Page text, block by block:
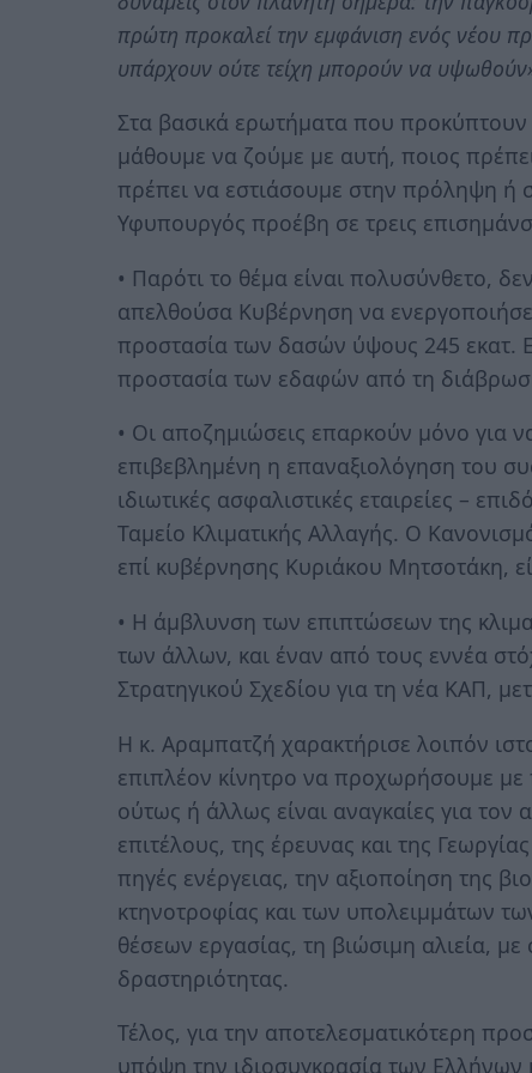
πρώτη προκαλεί την εμφάνιση ενός νέου
υπάρχουν ούτε τείχη μπορούν να
Στα βασικά ερωτήματα που προκύπτουν
μάθουμε να ζούμε με αυτή, ποιος
πρέπει να εστιάσουμε στην πρόληψη
Υφυπουργός προέβη σε τρεις
• Παρότι το θέμα είναι πολυσύνθετο,
απελθούσα Κυβέρνηση να
προστασία των δασών ύψους 245 εκατ.
προστασία των εδαφών από τη
• Οι αποζημιώσεις επαρκούν μόνο για
επιβεβλημένη η επαναξιολόγηση του
ιδιωτικές ασφαλιστικές εταιρείες –
Ταμείο Κλιματικής Αλλαγής. Ο
επί κυβέρνησης Κυριάκου Μητσοτάκη,
• Η άμβλυνση των επιπτώσεων της
των άλλων, και έναν από τους εννέα
Στρατηγικού Σχεδίου για τη νέα ΚΑΠ,
Η κ. Αραμπατζή χαρακτήρισε λοιπόν
επιπλέον κίνητρο να προχωρήσουμε
ούτως ή άλλως είναι αναγκαίες για τον
επιτέλους, της έρευνας και της
πηγές ενέργειας, την αξιοποίηση της
κτηνοτροφίας και των υπολειμμάτων
θέσεων εργασίας, τη βιώσιμη αλιεία,
δραστηριότητας.
Τέλος, για την αποτελεσματικότερη
υπόψη την ιδιοσυγκρασία των Ελλήνων